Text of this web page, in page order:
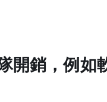
開銷，例如